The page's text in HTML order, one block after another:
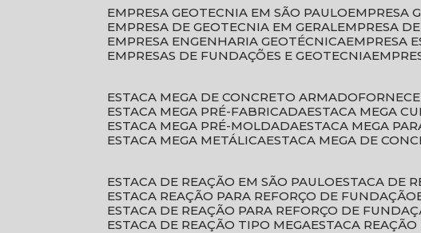
EMPRESA GEOTECNIA EM SÃO PAULO
EMPRESA
EMPRESA DE GEOTECNIA EM GERAL EMPRESA
EMPRESA ENGENHARIA GEOTÉCNICA EMPRESA
EMPRESAS DE FUNDAÇÕES E GEOTECNIA
ESTACA MEGA DE CONCRETO ARMADO
ESTACA MEGA PRÉ-FABRICADA ESTACA MEGA
ESTACA MEGA PRÉ-MOLDADA ESTACA MEGA
ESTACA MEGA METÁLICA ESTACA MEGA DE
ESTACA DE REAÇÃO EM SÃO PAULO
ESTACA DE
ESTACA REAÇÃO PARA REFORÇO DE FUNDAÇÃO
ESTACA DE REAÇÃO PARA REFORÇO DE
ESTACA DE REAÇÃO TIPO MEGA ESTACA